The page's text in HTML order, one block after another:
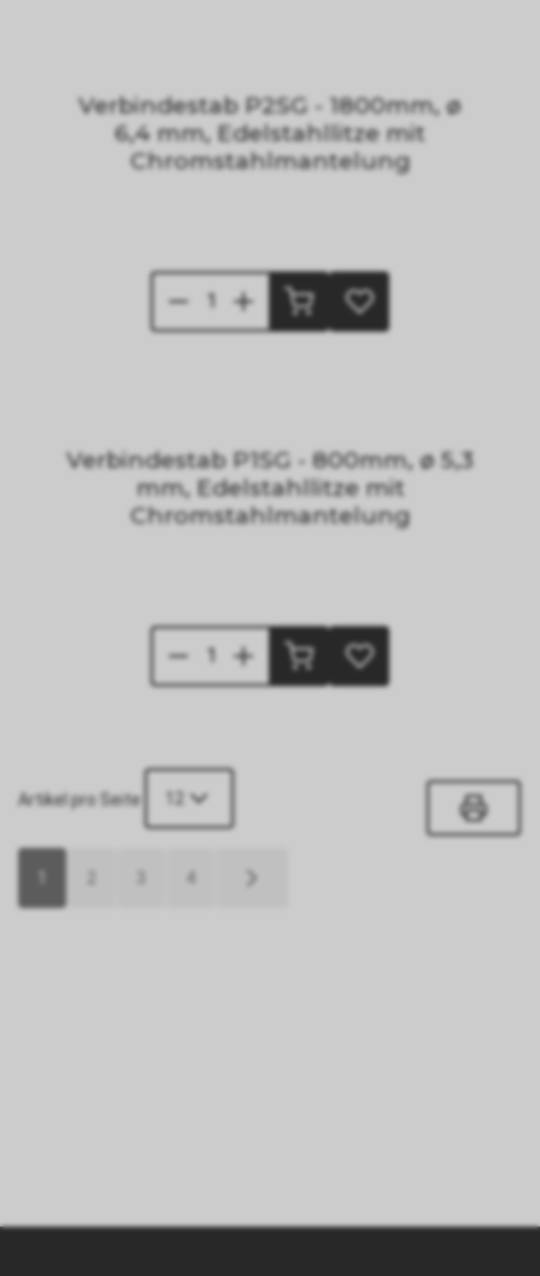
Verbindestab P2SG - 1800mm, ø
6,4 mm, Edelstahllitze mit
Chromstahlmantelung
Verbindestab P1SG - 800mm, ø 5,3
mm, Edelstahllitze mit
Chromstahlmantelung
Artikel pro Seite